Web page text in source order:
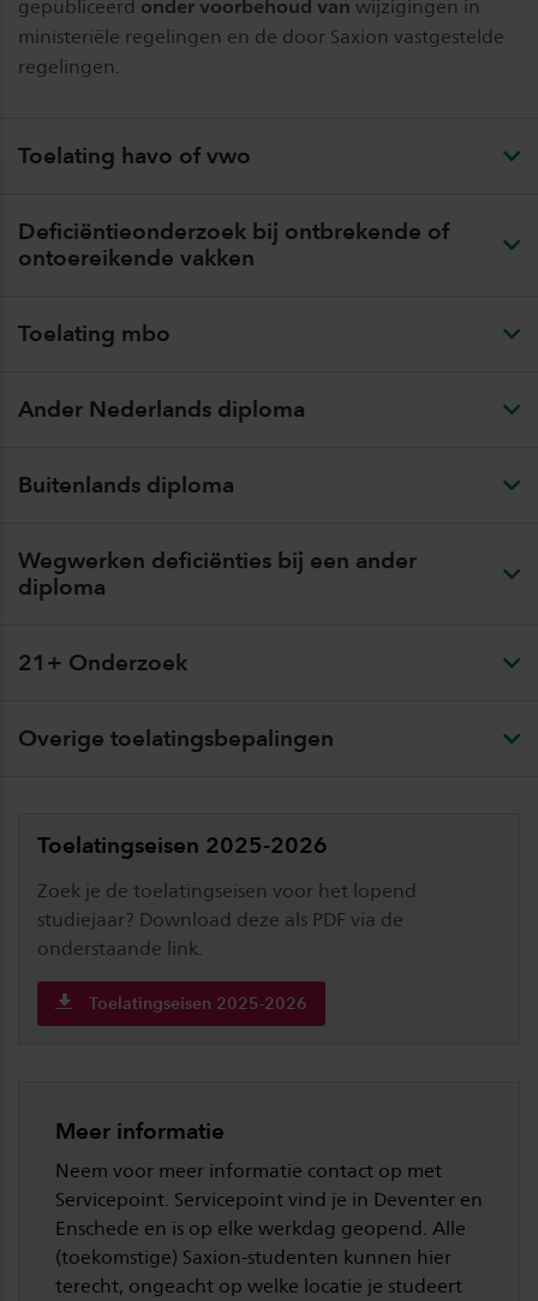
gepubliceerd onder voorbehoud van wijzigingen in
ministeriële regelingen en de door Saxion vastgestelde
regelingen.
Toelating havo of vwo
Deficiëntieonderzoek bij ontbrekende of
ontoereikende vakken
Toelating mbo
Ander Nederlands diploma
Buitenlands diploma
Wegwerken deficiënties bij een ander
diploma
21+ Onderzoek
Overige toelatingsbepalingen
Toelatingseisen 2025-2026
Zoek je de toelatingseisen voor het lopend
studiejaar? Download deze als PDF via de
onderstaande link.
Toelatingseisen 2025-2026
Meer informatie
Neem voor meer informatie contact op met
Servicepoint. Servicepoint vind je in Deventer en
Enschede en is op elke werkdag geopend. Alle
(toekomstige) Saxion-studenten kunnen hier
terecht, ongeacht op welke locatie je studeert